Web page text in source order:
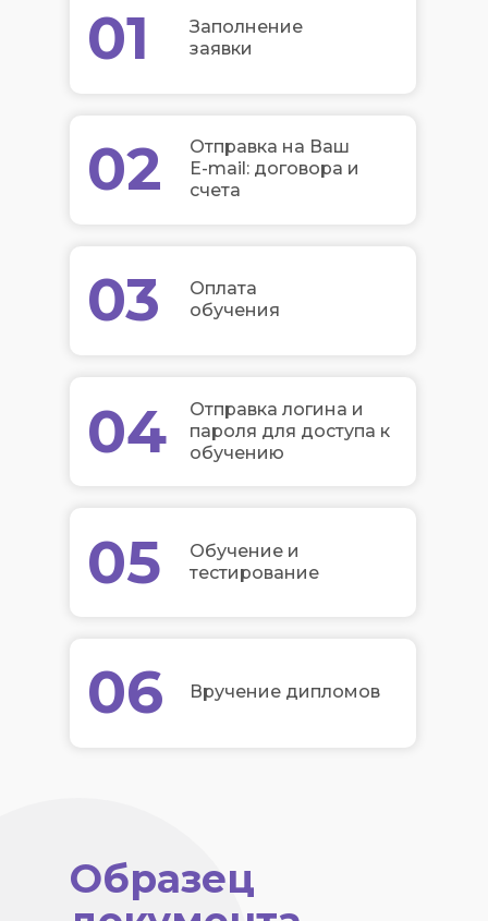
01
02
03
04
05
06
Заполнение
заявки
Отправка на Ваш
E-mail: договора и
счета
Оплата
обучения
Отправка логина и
пароля для доступа к
обучению
Обучение и
тестирование
Вручение дипломов
Образец